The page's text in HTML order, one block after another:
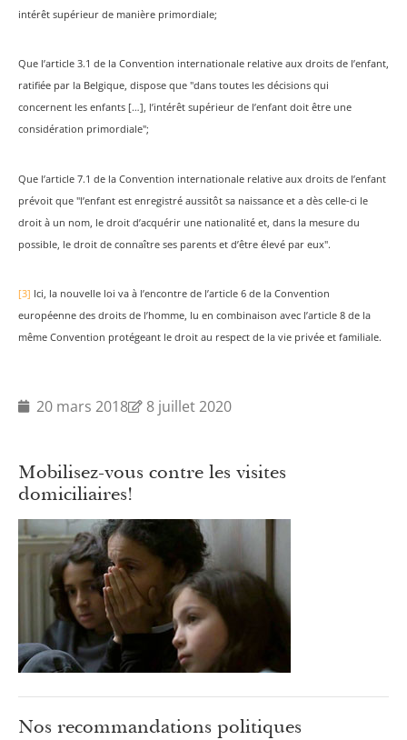
intérêt supérieur de manière primordiale;
Que l’article 3.1 de la Convention internationale relative aux droits de l’enfant,
ratifiée par la Belgique, dispose que "dans toutes les décisions qui
concernent les enfants […], l’intérêt supérieur de l’enfant doit être une
considération primordiale";
Que l’article 7.1 de la Convention internationale relative aux droits de l’enfant
prévoit que "l’enfant est enregistré aussitôt sa naissance et a dès celle-ci le
droit à un nom, le droit d’acquérir une nationalité et, dans la mesure du
possible, le droit de connaître ses parents et d’être élevé par eux".
[3] Ici, la nouvelle loi va à l’encontre de l’article 6 de la Convention
européenne des droits de l’homme, lu en combinaison avec l’article 8 de la
même Convention protégeant le droit au respect de la vie privée et familiale.
20 mars 2018 8 juillet 2020
Mobilisez-vous contre les visites
domiciliaires!
Nos recommandations politiques